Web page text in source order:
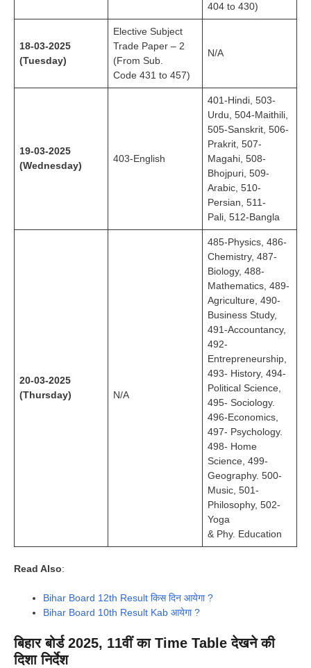
404 to 430)
18-03-2025
(Tuesday)
Elective Subject
Trade Paper – 2
(From Sub.
Code 431 to 457)
N/A
19-03-2025
(Wednesday)
403-English
401-Hindi, 503-
Urdu, 504-Maithili,
505-Sanskrit, 506-
Prakrit, 507-
Magahi, 508-
Bhojpuri, 509-
Arabic, 510-
Persian, 511-
Pali, 512-Bangla
20-03-2025
(Thursday)
N/A
485-Physics, 486-
Chemistry, 487-
Biology, 488-
Mathematics, 489-
Agriculture, 490-
Business Study,
491-Accountancy,
492-
Entrepreneurship,
493- History, 494-
Political Science,
495- Sociology.
496-Economics,
497- Psychology.
498- Home
Science, 499-
Geography. 500-
Music, 501-
Philosophy, 502-
Yoga
& Phy. Education
Read Also:
Bihar Board 12th Result किस दिन आयेगा ?
Bihar Board 10th Result Kab आयेगा ?
बिहार बोर्ड 2025, 11वीं का Time Table देखने की
दिशा निर्देश